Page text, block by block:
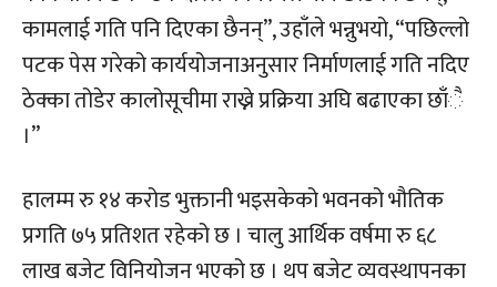
कामलाई गति पनि दिएका छैनन्”, उहाँले भन्नुभयो, “पछिल्लो
पटक पेस गरेको कार्ययोजनाअनुसार निर्माणलाई गति नदिए
ठेक्का तोडेर कालोसूचीमा राख्ने प्रक्रिया अघि बढाएका छाँै
।”
हालम्म रु १४ करोड भुक्तानी भइसकेको भवनको भौतिक
प्रगति ७५ प्रतिशत रहेको छ । चालु आर्थिक वर्षमा रु ६८
लाख बजेट विनियोजन भएको छ । थप बजेट व्यवस्थापनका